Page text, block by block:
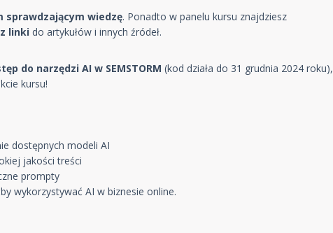
sprawdzającym wiedzę. Ponadto w panelu kursu znajdziesz
linki do artykułów i innych źródeł.
do narzędzi AI w SEMSTORM (kod działa do 31 grudnia 2024 roku),
kursu!
dostępnych modeli AI
jakości treści
prompty
wykorzystywać AI w biznesie online.